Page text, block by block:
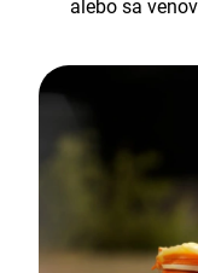
alebo sa